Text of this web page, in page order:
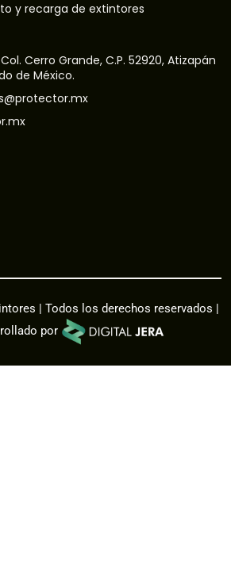
y recarga de extintores
Cerro Grande, C.P. 52920, Atizapán
de México.
| Todos los derechos reservados |
por